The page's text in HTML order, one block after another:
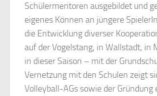
Schülermentoren ausgebildet und
eigenes Können an jüngere
die Entwicklung diverser
auf der Vogelstang, in Wallstadt, in
in dieser Saison – mit der
Vernetzung mit den Schulen zeigt
Volleyball-AGs sowie der Gründung